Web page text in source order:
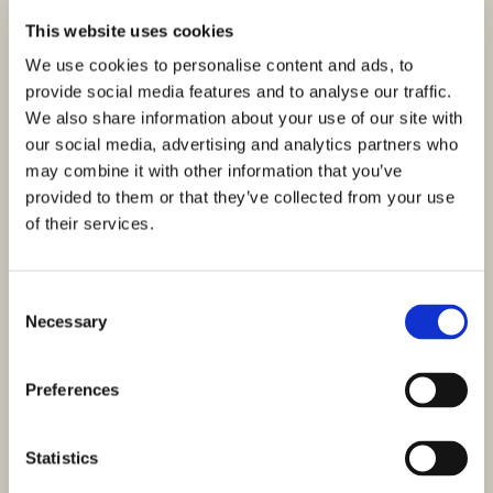
This website uses cookies
We use cookies to personalise content and ads, to
provide social media features and to analyse our traffic.
We also share information about your use of our site with
our social media, advertising and analytics partners who
may combine it with other information that you’ve
provided to them or that they’ve collected from your use
of their services.
Selection
Necessary
Preferences
Statistics